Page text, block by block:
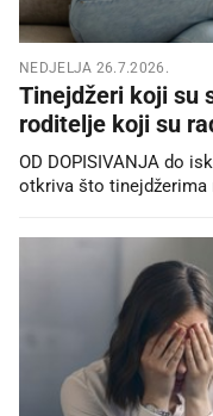
NEDJELJA 26.7.2026.
Tinejdžeri koji su
roditelje koji su
OD DOPISIVANJA do
otkriva što tinejdžerima